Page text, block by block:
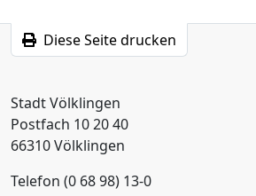
Diese Seite drucken
Stadt Völklingen
Postfach 10 20 40
66310 Völklingen
Telefon (0 68 98) 13-0